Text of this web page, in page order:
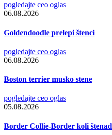
pogledajte ceo oglas
06.08.2026
Goldendoodle prelepi štenci
pogledajte ceo oglas
06.08.2026
Boston terrier musko stene
pogledajte ceo oglas
05.08.2026
Border Collie-Border koli štenad